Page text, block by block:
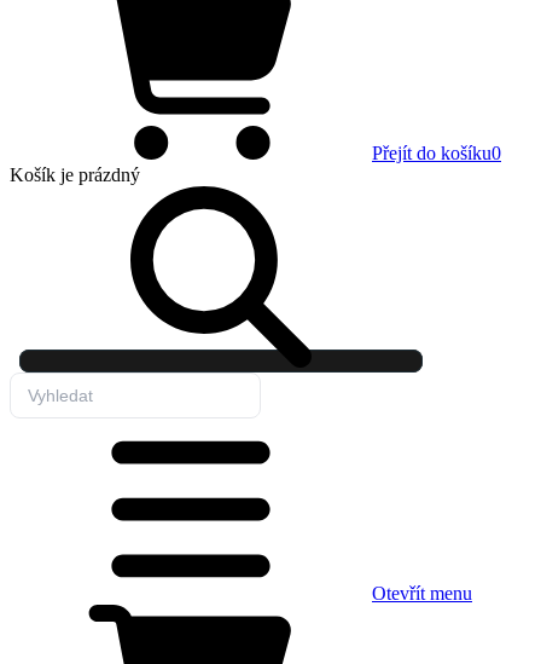
Přejít do košíku0
Košík je prázdný
Otevřít menu